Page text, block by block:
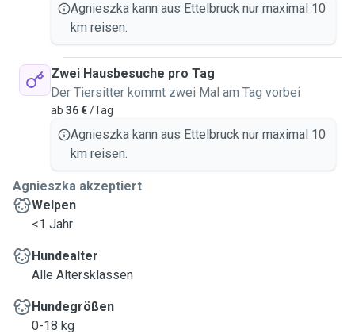
Agnieszka kann aus Ettelbruck nur maximal 10
km reisen.
Zwei Hausbesuche pro Tag
Der Tiersitter kommt zwei Mal am Tag vorbei
ab 36 €/Tag
Agnieszka kann aus Ettelbruck nur maximal 10
km reisen.
Agnieszka akzeptiert
Welpen
<1 Jahr
Hundealter
Alle Altersklassen
Hundegrößen
0-18 kg